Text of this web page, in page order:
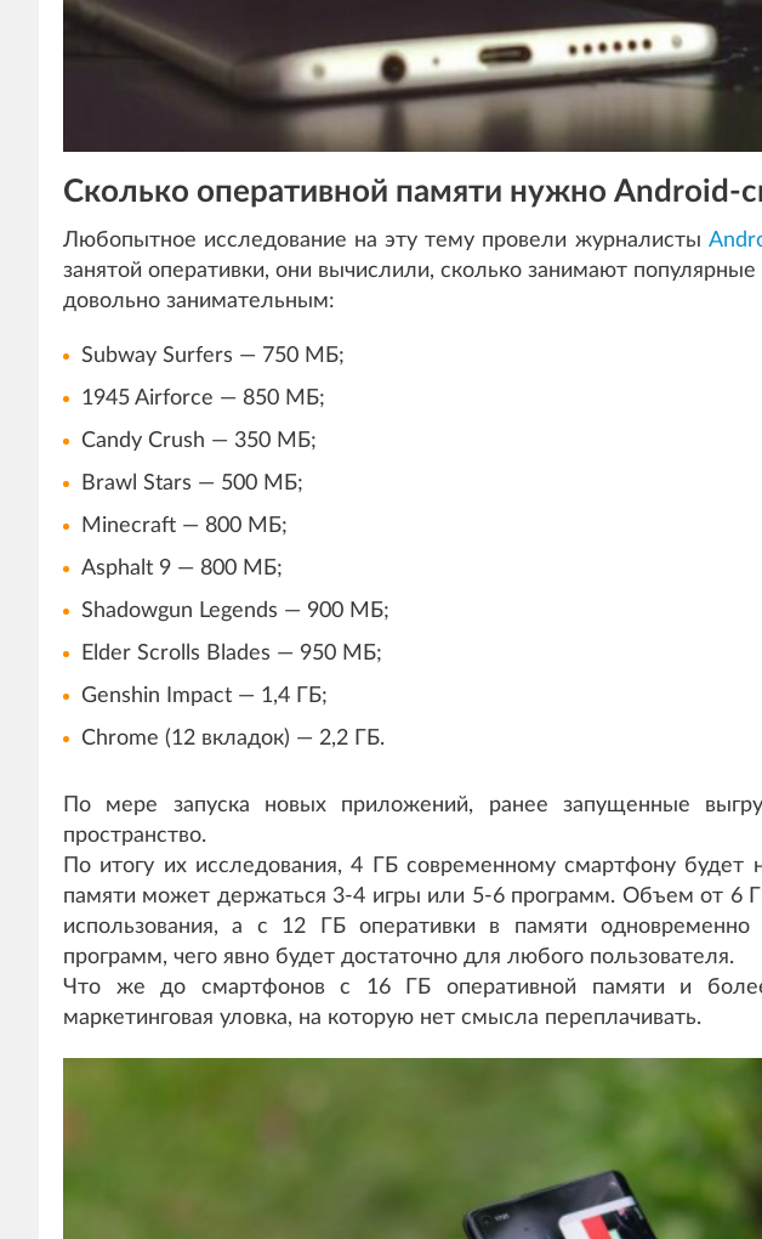
Сколько оперативной памяти нужно Android-
Любопытное исследование на эту тему провели журналисты
занятой оперативки, они вычислили, сколько занимают
довольно занимательным:
Subway Surfers — 750 МБ;
1945 Airforce — 850 МБ;
Candy Crush — 350 МБ;
Brawl Stars — 500 МБ;
Minecraft — 800 МБ;
Asphalt 9 — 800 МБ;
Shadowgun Legends — 900 МБ;
Elder Scrolls Blades — 950 МБ;
Genshin Impact — 1,4 ГБ;
Chrome (12 вкладок) — 2,2 ГБ.
По мере запуска новых приложений, ранее запущенные
пространство.
По итогу их исследования, 4 ГБ современному смартфону
памяти может держаться 3-4 игры или 5-6 программ. Объем от 6
использования, а с 12 ГБ оперативки в памяти
программ, чего явно будет достаточно для любого пользователя.
Что же до смартфонов с 16 ГБ оперативной памяти и
маркетинговая уловка, на которую нет смысла переплачивать.